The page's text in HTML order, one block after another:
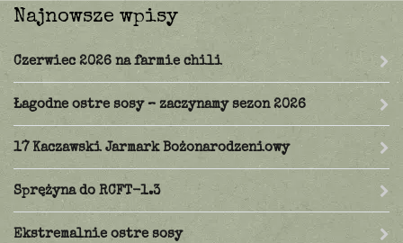
Najnowsze wpisy
Czerwiec 2026 na farmie chili
Łagodne ostre sosy – zaczynamy sezon 2026
17 Kaczawski Jarmark Bożonarodzeniowy
Sprężyna do RCFT-1.3
Ekstremalnie ostre sosy